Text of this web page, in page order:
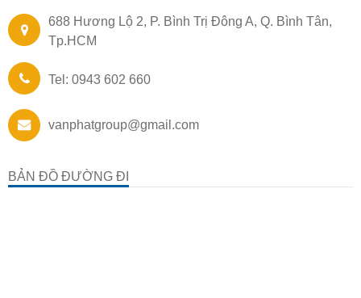
688 Hương Lộ 2, P. Bình Trị Đông A, Q. Bình Tân,
Tp.HCM
Tel: 0943 602 660
vanphatgroup@gmail.com
BẢN ĐỒ ĐƯỜNG ĐI